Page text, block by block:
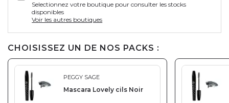
Selectionnez votre boutique pour consulter les stocks
disponibles
Voir les autres boutiques
CHOISISSEZ UN DE NOS PACKS :
PEGGY SAGE
Mascara Lovely cils Noir